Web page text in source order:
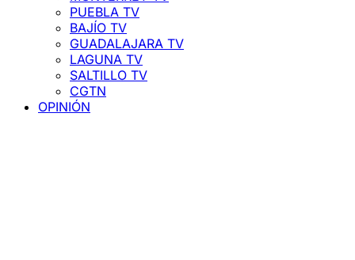
PUEBLA TV
BAJÍO TV
GUADALAJARA TV
LAGUNA TV
SALTILLO TV
CGTN
OPINIÓN